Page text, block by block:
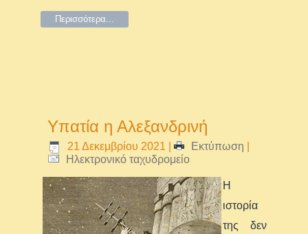
Περισσότερα...
Υπατία η Αλεξανδρινή
21 Δεκεμβρίου 2021 | Εκτύπωση
Ηλεκτρονικό ταχυδρομείο
Η
ιστορία
της δεν